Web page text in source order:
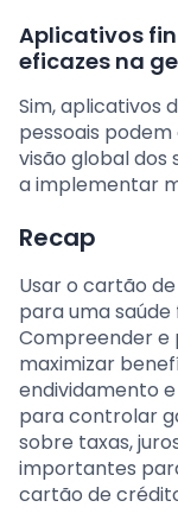
Aplicativos
eficazes na
Sim, aplicativos
pessoais
visão global dos
a implementar
Recap
Usar o cartão
para uma
Compreender e
maximizar
endividamento
para controlar
sobre taxas,
importantes
cartão de